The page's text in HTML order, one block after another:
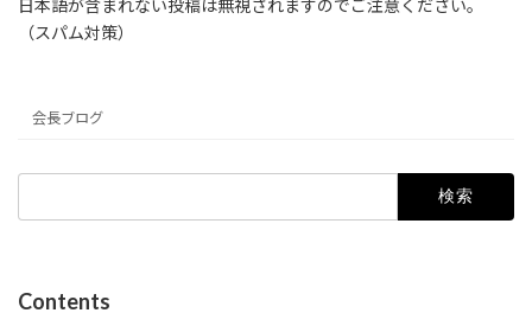
日本語が含まれない投稿は無視されますのでご注意ください。
（スパム対策）
会長ブログ
Contents